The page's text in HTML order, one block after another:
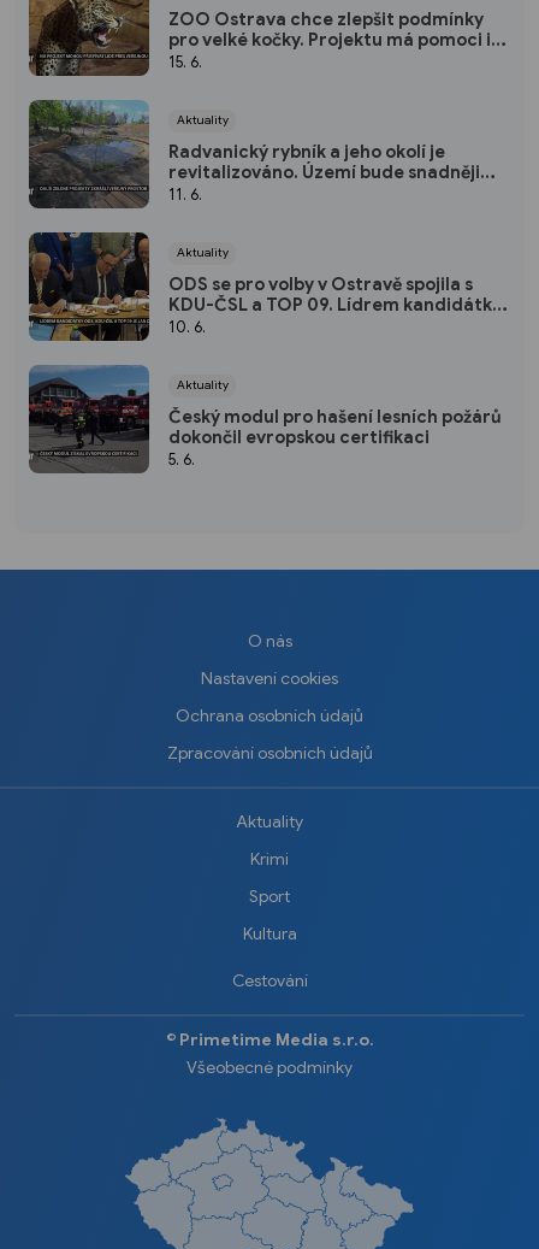
ZOO Ostrava chce zlepšit podmínky
pro velké kočky. Projektu má pomoci i
veřejná sbírka
15. 6.
Aktuality
Radvanický rybník a jeho okolí je
revitalizováno. Území bude snadněji
přístupné pro rekreaci
11. 6.
Aktuality
ODS se pro volby v Ostravě spojila s
KDU-ČSL a TOP 09. Lídrem kandidátky
je primátor Jan Dohnal
10. 6.
Aktuality
Český modul pro hašení lesních požárů
dokončil evropskou certifikaci
5. 6.
O nás
Nastavení cookies
Ochrana osobních údajů
Zpracování osobních údajů
Aktuality
Krimi
Sport
Kultura
Cestování
©️ Primetime Media s.r.o.
Všeobecné podmínky